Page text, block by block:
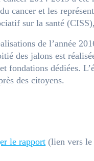
cancer et les
sur la santé
de l’année
des jalons est
fondations dédiées.
des citoyens.
le rapport (lien vers le